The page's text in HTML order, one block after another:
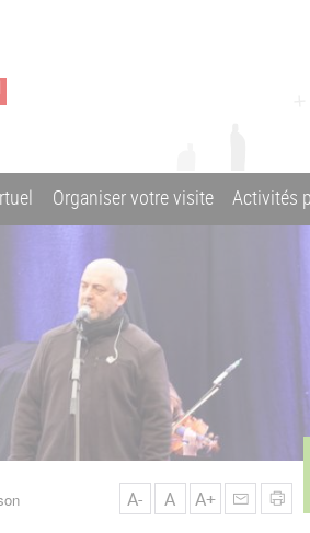
Organiser votre visite Activités
A- A A+